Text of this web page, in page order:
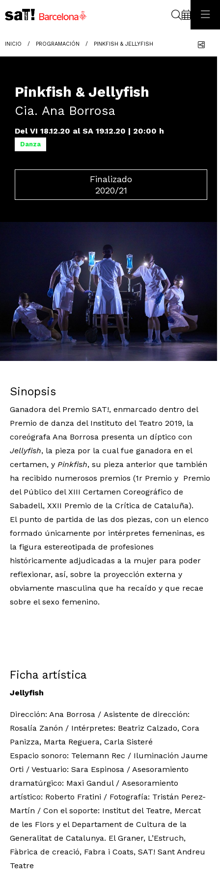
INICIO PROGRAMACIÓN PINKFISH & JELLYFISH
Pinkfish & Jellyfish
Cia. Ana Borrosa
Del VI 18.12.20 al SA 19.12.20 | 20:00 h
Danza
Finalizado
2020/21
Sinopsis
Ganadora del Premio SAT!, enmarcado dentro del
Premio de danza del Instituto del Teatro 2019, la
coreógrafa Ana Borrosa presenta un díptico con
Jellyfish, la pieza por la cual fue ganadora en el
certamen, y Pinkfish, su pieza anterior que también
ha recibido numerosos premios (1r Premio y Premio
del Público del XIII Certamen Coreográfico de
Sabadell, XXII Premio de la Crítica de Cataluña).
El punto de partida de las dos piezas, con un elenco
formado únicamente por intérpretes femeninas, es
la figura estereotipada de profesiones
históricamente adjudicadas a la mujer para poder
reflexionar, así, sobre la proyección externa y
obviamente masculina que ha recaído y que recae
sobre el sexo femenino.
Ficha artística
Jellyfish
Dirección: Ana Borrosa / Asistente de dirección:
Rosalía Zanón / Intérpretes: Beatriz Calzado, Cora
Panizza, Marta Reguera, Carla Sisteré
Espacio sonoro: Telemann Rec / Iluminación Jaume
Orti / Vestuario: Sara Espinosa / Asesoramiento
dramatúrgico: Maxi Gandul / Asesoramiento
artístico: Roberto Fratini / Fotografía: Tristán Perez-
Martín / Con el soporte: Institut del Teatre, Mercat
de les Flors y el Departament de Cultura de la
Generalitat de Catalunya. El Graner, L’Estruch,
Fàbrica de creació, Fabra i Coats, SAT! Sant Andreu
Teatre